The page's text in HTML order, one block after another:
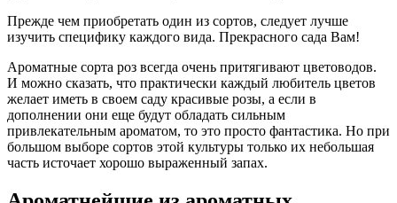
Прежде чем приобретать один из сортов, следует лучше
изучить специфику каждого вида. Прекрасного сада Вам!
Ароматные сорта роз всегда очень притягивают цветоводов.
И можно сказать, что практически каждый любитель цветов
желает иметь в своем саду красивые розы, а если в
дополнении они еще будут обладать сильным
привлекательным ароматом, то это просто фантастика. Но при
большом выборе сортов этой культуры только их небольшая
часть источает хорошо выраженный запах.